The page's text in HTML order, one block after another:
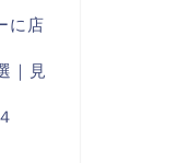
に店
｜見